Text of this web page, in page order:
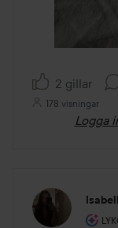
2 gillar
178 visningar
Logga
Isabell